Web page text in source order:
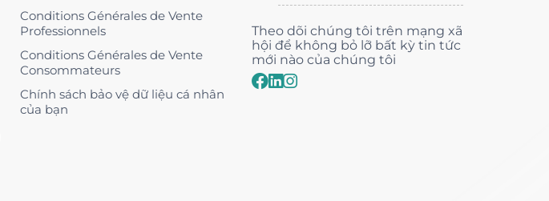
Conditions Générales de Vente
Professionnels
Conditions Générales de Vente
Consommateurs
Chính sách bảo vệ dữ liệu cá nhân
của bạn
Theo dõi chúng tôi trên mạng xã
hội để không bỏ lỡ bất kỳ tin tức
mới nào của chúng tôi